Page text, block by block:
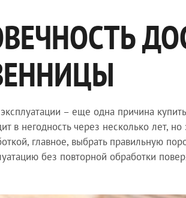
– еще одна причина
в негодность через несколько лет,
главное, выбрать правильную
без повторной обработки